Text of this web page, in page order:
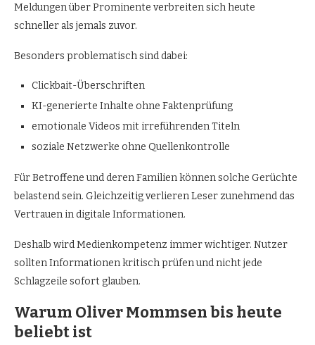
Meldungen über Prominente verbreiten sich heute
schneller als jemals zuvor.
Besonders problematisch sind dabei:
Clickbait-Überschriften
KI-generierte Inhalte ohne Faktenprüfung
emotionale Videos mit irreführenden Titeln
soziale Netzwerke ohne Quellenkontrolle
Für Betroffene und deren Familien können solche Gerüchte
belastend sein. Gleichzeitig verlieren Leser zunehmend das
Vertrauen in digitale Informationen.
Deshalb wird Medienkompetenz immer wichtiger. Nutzer
sollten Informationen kritisch prüfen und nicht jede
Schlagzeile sofort glauben.
Warum Oliver Mommsen bis heute
beliebt ist